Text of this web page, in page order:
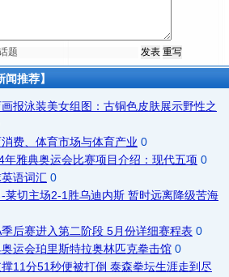
闻推荐】
报泳装美女组图：古铜色皮肤展示野性之
费、体育市场与体育产业 0
年雅典奥运会比赛项目介绍：现代五项 0
英语词汇 0
莱切主场2-1胜乌迪内斯 暂时远离降级苦海
季后赛进入第二阶段 5月份详细赛程表 0
运会珀里斯特拉奥林匹克拳击馆 0
撑11分51秒便被打倒 泰森拳坛生涯走到尽